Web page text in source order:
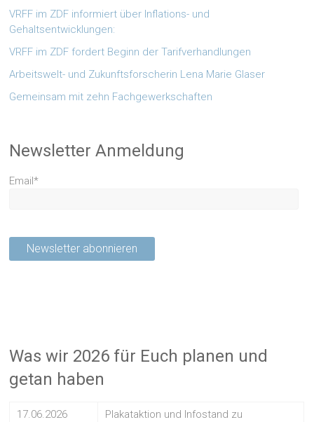
VRFF im ZDF informiert über Inflations- und
Gehaltsentwicklungen:
VRFF im ZDF fordert Beginn der Tarifverhandlungen
Arbeitswelt- und Zukunftsforscherin Lena Marie Glaser
Gemeinsam mit zehn Fachgewerkschaften
Newsletter Anmeldung
Email*
Was wir 2026 für Euch planen und
getan haben
17.06.2026
Plakataktion und Infostand zu